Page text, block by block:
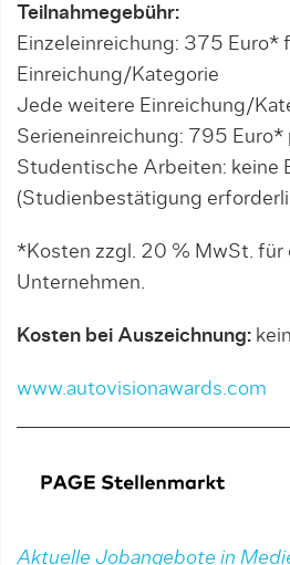
Teilnahmegebühr:
Einzeleinreichung: 375 Euro*
Einreichung/Kategorie
Jede weitere Einreichung/
Serieneinreichung: 795 Euro*
Studentische Arbeiten: keine
(Studienbestätigung
*Kosten zzgl. 20 % MwSt. für
Unternehmen.
Kosten bei Auszeichnung:
www.autovisionawards.com
Aktuelle Jobangebote in